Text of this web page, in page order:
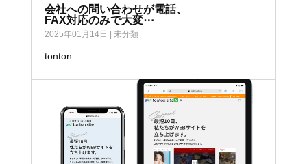
会社への問い合わせが電話、
FAX対応のみで大変⋯
2025年01月14日 未分類
tonton...